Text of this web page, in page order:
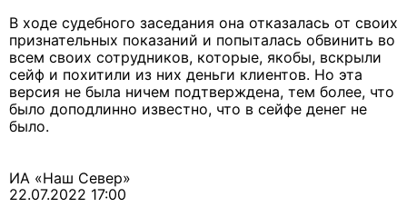
В ходе судебного заседания она отказалась от своих
признательных показаний и попыталась обвинить во
всем своих сотрудников, которые, якобы, вскрыли
сейф и похитили из них деньги клиентов. Но эта
версия не была ничем подтверждена, тем более, что
было доподлинно известно, что в сейфе денег не
было.
ИА «Наш Север»
22.07.2022 17:00